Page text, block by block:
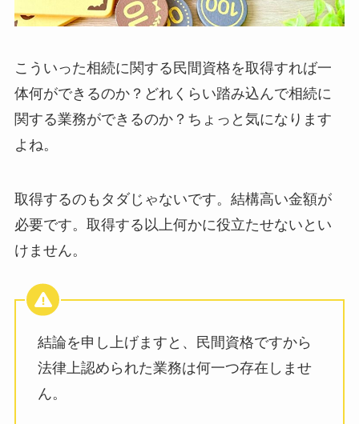
こういった相続に関する民間資格を取得すれば一
体何ができるのか？どれくらい踏み込んで相続に
関する業務ができるのか？ちょっと気になります
よね。
取得するのもタダじゃないです。結構高い金額が
必要です。取得する以上何かに役立たせないとい
けません。
結論を申し上げますと、民間資格ですから
法律上認められた業務は何一つ存在しませ
ん。